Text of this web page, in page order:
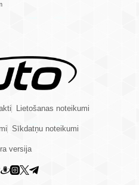
Lietošanas noteikumi
Sīkdatņu noteikumi
versija